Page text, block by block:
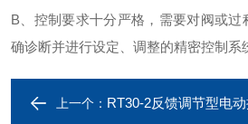
B、控制要求十分严格，需要对阀或
确诊断并进行设定、调整的精密控制系
上一个： RT30-2反馈调节型电